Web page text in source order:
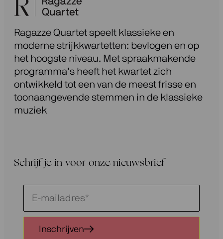
Ragazze Quartet speelt klassieke en
moderne strijkkwartetten: bevlogen en op
het hoogste niveau. Met spraakmakende
programma’s heeft het kwartet zich
ontwikkeld tot een van de meest frisse en
toonaangevende stemmen in de klassieke
muziek
Schrijf je in voor onze nieuwsbrief
Schrijf
voorInschrijven